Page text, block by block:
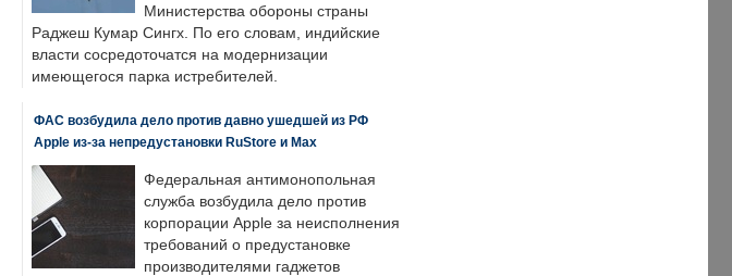
Министерства обороны страны
Раджеш Кумар Сингх. По его словам, индийские
власти сосредоточатся на модернизации
имеющегося парка истребителей.
ФАС возбудила дело против давно ушедшей из РФ
Apple из-за непредустановки RuStore и Max
Федеральная антимонопольная
служба возбудила дело против
корпорации Apple за неисполнения
требований о предустановке
производителями гаджетов